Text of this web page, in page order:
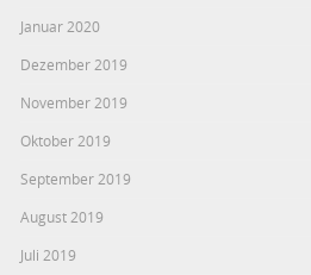
Januar 2020
Dezember 2019
November 2019
Oktober 2019
September 2019
August 2019
Juli 2019